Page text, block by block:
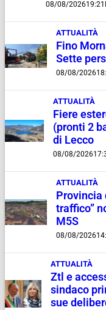
08/08/202619:21
ATTUALITÀ
Fino
Sette
08/08/2026
ATTUALITÀ
Fiere
(pronti 2
di Lecco
08/08/2026
ATTUALITÀ
Provincia
traffico”
M5S
08/08/2026
ATTUALITÀ
Ztl e
sindaco
sue